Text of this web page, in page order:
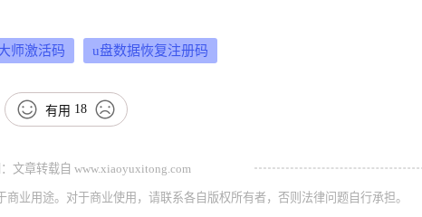
师激活码 u盘数据恢复注册码
有用 18
文章转载自 www.xiaoyuxitong.com
业用途。对于商业使用，请联系各自版权所有者，否则法律问题自行承担。